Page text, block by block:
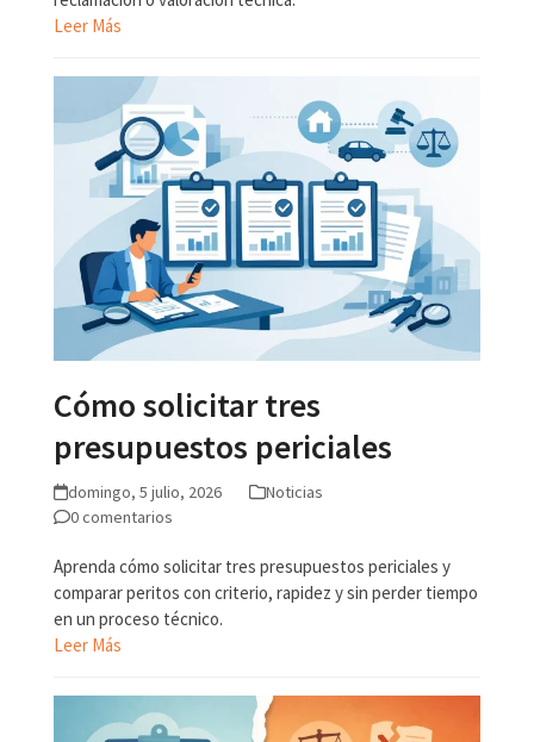
Leer Más
Cómo solicitar tres
presupuestos periciales
domingo, 5 julio, 2026
Noticias
0 comentarios
Aprenda cómo solicitar tres presupuestos periciales y
comparar peritos con criterio, rapidez y sin perder tiempo
en un proceso técnico.
Leer Más